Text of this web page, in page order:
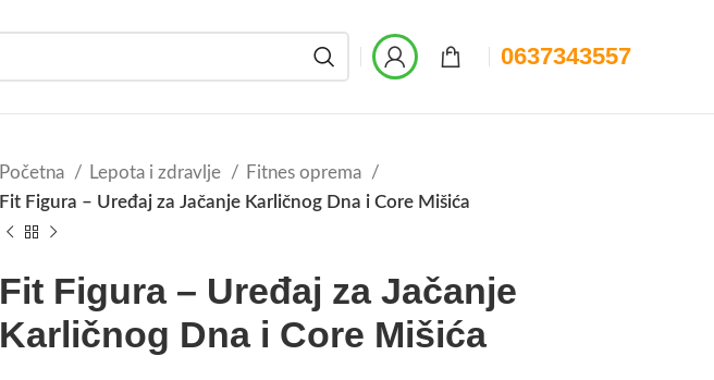
0637343557
Početna Lepota i zdravlje
Fitnes oprema
Fit Figura – Uređaj za Jačanje Karličnog Dna i Core Mišića
Fit Figura – Uređaj za Jačanje
Karličnog Dna i Core Mišića